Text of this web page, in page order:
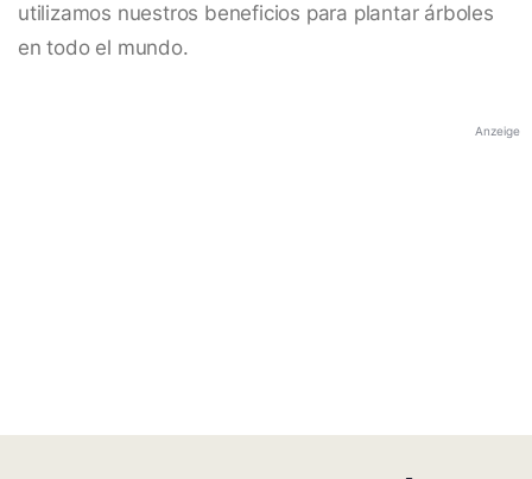
utilizamos nuestros beneficios para plantar árboles
en todo el mundo.
Anzeige